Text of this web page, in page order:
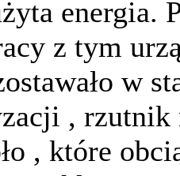
energia.
z tym
w
, rzutnik
, które